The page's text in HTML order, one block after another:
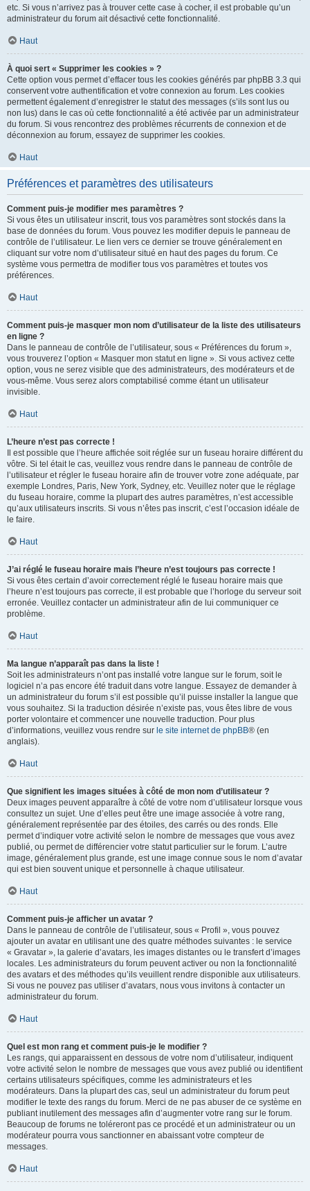
etc. Si vous n’arrivez pas à trouver cette case à cocher, il est probable qu’un
administrateur du forum ait désactivé cette fonctionnalité.
Haut
À quoi sert « Supprimer les cookies » ?
Cette option vous permet d’effacer tous les cookies générés par phpBB 3.3 qui
conservent votre authentification et votre connexion au forum. Les cookies
permettent également d’enregistrer le statut des messages (s’ils sont lus ou
non lus) dans le cas où cette fonctionnalité a été activée par un administrateur
du forum. Si vous rencontrez des problèmes récurrents de connexion et de
déconnexion au forum, essayez de supprimer les cookies.
Haut
Préférences et paramètres des utilisateurs
Comment puis-je modifier mes paramètres ?
Si vous êtes un utilisateur inscrit, tous vos paramètres sont stockés dans la
base de données du forum. Vous pouvez les modifier depuis le panneau de
contrôle de l’utilisateur. Le lien vers ce dernier se trouve généralement en
cliquant sur votre nom d’utilisateur situé en haut des pages du forum. Ce
système vous permettra de modifier tous vos paramètres et toutes vos
préférences.
Haut
Comment puis-je masquer mon nom d’utilisateur de la liste des utilisateurs
en ligne ?
Dans le panneau de contrôle de l’utilisateur, sous « Préférences du forum »,
vous trouverez l’option « Masquer mon statut en ligne ». Si vous activez cette
option, vous ne serez visible que des administrateurs, des modérateurs et de
vous-même. Vous serez alors comptabilisé comme étant un utilisateur
invisible.
Haut
L’heure n’est pas correcte !
Il est possible que l’heure affichée soit réglée sur un fuseau horaire différent du
vôtre. Si tel était le cas, veuillez vous rendre dans le panneau de contrôle de
l’utilisateur et régler le fuseau horaire afin de trouver votre zone adéquate, par
exemple Londres, Paris, New York, Sydney, etc. Veuillez noter que le réglage
du fuseau horaire, comme la plupart des autres paramètres, n’est accessible
qu’aux utilisateurs inscrits. Si vous n’êtes pas inscrit, c’est l’occasion idéale de
le faire.
Haut
J’ai réglé le fuseau horaire mais l’heure n’est toujours pas correcte !
Si vous êtes certain d’avoir correctement réglé le fuseau horaire mais que
l’heure n’est toujours pas correcte, il est probable que l’horloge du serveur soit
erronée. Veuillez contacter un administrateur afin de lui communiquer ce
problème.
Haut
Ma langue n’apparaît pas dans la liste !
Soit les administrateurs n’ont pas installé votre langue sur le forum, soit le
logiciel n’a pas encore été traduit dans votre langue. Essayez de demander à
un administrateur du forum s’il est possible qu’il puisse installer la langue que
vous souhaitez. Si la traduction désirée n’existe pas, vous êtes libre de vous
porter volontaire et commencer une nouvelle traduction. Pour plus
d’informations, veuillez vous rendre sur le site internet de phpBB® (en
anglais).
Haut
Que signifient les images situées à côté de mon nom d’utilisateur ?
Deux images peuvent apparaître à côté de votre nom d’utilisateur lorsque vous
consultez un sujet. Une d’elles peut être une image associée à votre rang,
généralement représentée par des étoiles, des carrés ou des ronds. Elle
permet d’indiquer votre activité selon le nombre de messages que vous avez
publié, ou permet de différencier votre statut particulier sur le forum. L’autre
image, généralement plus grande, est une image connue sous le nom d’avatar
qui est bien souvent unique et personnelle à chaque utilisateur.
Haut
Comment puis-je afficher un avatar ?
Dans le panneau de contrôle de l’utilisateur, sous « Profil », vous pouvez
ajouter un avatar en utilisant une des quatre méthodes suivantes : le service
« Gravatar », la galerie d’avatars, les images distantes ou le transfert d’images
locales. Les administrateurs du forum peuvent activer ou non la fonctionnalité
des avatars et des méthodes qu’ils veuillent rendre disponible aux utilisateurs.
Si vous ne pouvez pas utiliser d’avatars, nous vous invitons à contacter un
administrateur du forum.
Haut
Quel est mon rang et comment puis-je le modifier ?
Les rangs, qui apparaissent en dessous de votre nom d’utilisateur, indiquent
votre activité selon le nombre de messages que vous avez publié ou identifient
certains utilisateurs spécifiques, comme les administrateurs et les
modérateurs. Dans la plupart des cas, seul un administrateur du forum peut
modifier le texte des rangs du forum. Merci de ne pas abuser de ce système en
publiant inutilement des messages afin d’augmenter votre rang sur le forum.
Beaucoup de forums ne toléreront pas ce procédé et un administrateur ou un
modérateur pourra vous sanctionner en abaissant votre compteur de
messages.
Haut